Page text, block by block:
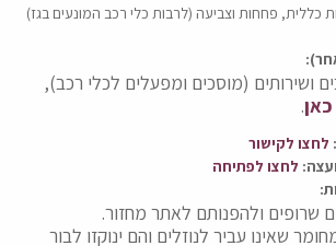
כללית, פחחות וצביעה (לרבות כלי רכב המונעים בגז)
ושירותים (מוסכים ומפעלים לכלי רכב),
כאן.
לחצו לקישור
לחצו לפתיחה
שרופים ולהפנותם לאתר מחזור.
שאינו עביר לנוזלים והם ינוקזו לבור